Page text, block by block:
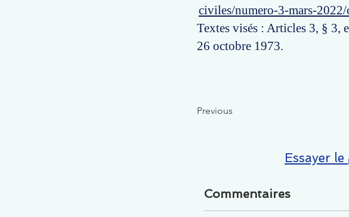
civiles/numero-3-mars-
Textes visés : Articles 3, § 3,
26 octobre 1973.
Previous
Essayer
Commentaires